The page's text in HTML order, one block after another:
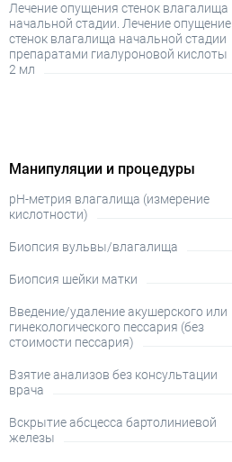
Лечение опущения стенок влагалища
начальной стадии. Лечение опущение
стенок влагалища начальной стадии
препаратами гиалуроновой кислоты
2 мл
Манипуляции и процедуры
pН-метрия влагалища (измерение
кислотности)
Биопсия вульвы/влагалища
Биопсия шейки матки
Введение/удаление акушерского или
гинекологического пессария (без
стоимости пессария)
Взятие анализов без консультации
врача
Вскрытие абсцесса бартолиниевой
железы